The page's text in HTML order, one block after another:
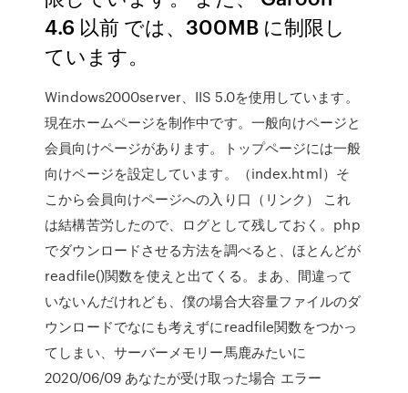
4.6 以前 では、300MB に制限し
ています。
Windows2000server、IIS 5.0を使用しています。
現在ホームページを制作中です。一般向けページと
会員向けページがあります。トップページには一般
向けページを設定しています。（index.html）そ
こから会員向けページへの入り口（リンク） これ
は結構苦労したので、ログとして残しておく。php
でダウンロードさせる方法を調べると、ほとんどが
readfile()関数を使えと出てくる。まあ、間違って
いないんだけれども、僕の場合大容量ファイルのダ
ウンロードでなにも考えずにreadfile関数をつかっ
てしまい、サーバーメモリー馬鹿みたいに
2020/06/09 あなたが受け取った場合 エラー